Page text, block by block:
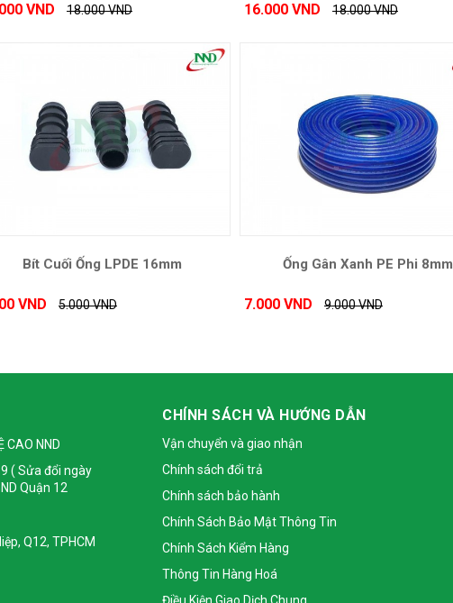
VND 18.000 VND 16.000 VND 18.000 VND
Bít Cuối Ống LPDE 16mm
VND 5.000 VND
Ống Gân Xanh PE Phi 8mm
7.000 VND 9.000 VND
CAO NND
( Sửa đổi ngày
Quận 12
Q12, TPHCM
CHÍNH SÁCH VÀ HƯỚNG DẪN
Vận chuyển và giao nhận
Chính sách đổi trả
Chính sách bảo hành
Chính Sách Bảo Mật Thông Tin
Chính Sách Kiểm Hàng
Thông Tin Hàng Hoá